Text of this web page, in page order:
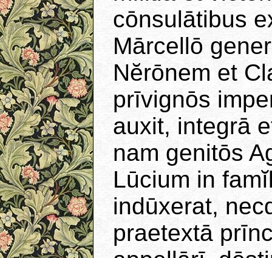
cōnsulātibus
Mārcellō
Nĕrōnem et
prīvignōs
auxit, integrā
nam genitōs
Lūcium in
indūxerat,
praetextā